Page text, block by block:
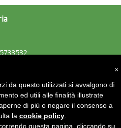
di Tiziano Pesce al CN Uisp
×
da questo utilizzati si avvalgono di
ed utili alle finalità illustrate
di più o negare il consenso a
la cookie policy
questa pagina, cliccando su